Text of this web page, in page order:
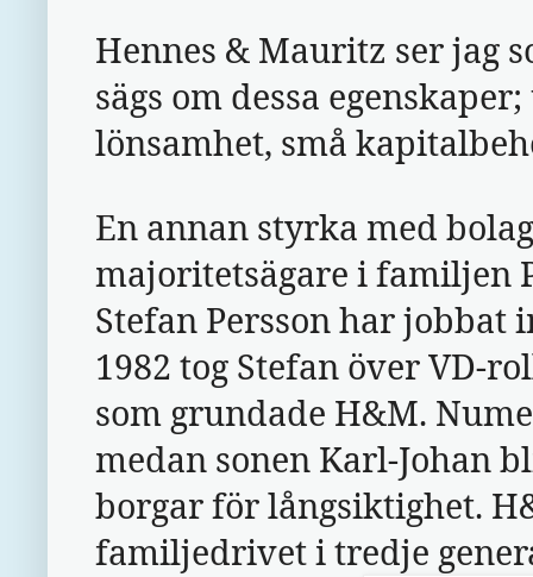
Hennes & Mauritz ser jag
sägs om dessa
lönsamhet, små
En annan styrka med
majoritetsägare i familjen
Stefan Persson har jobbat
1982 tog Stefan över VD-
som grundade H&M.
medan sonen Karl-Johan
borgar för långsiktighet.
familjedrivet i tredje